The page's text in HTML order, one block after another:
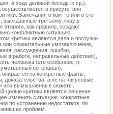
в ходе деловой беседы и пр.).
осуществляется в присутствии
Замечания о ком-то или о его
высказанные третьему лицу в
второго, как правило, создают
конфликтную ситуацию.
критики являются дела и поступки
или сомнительные умозаключения,
рассуждения, ошибки,
в работе, неправильные действия),
человека (его особенности,
потенциал).
опирается на конкретные факты,
доказательства, а не на «вкусовые
или вымышленные сюжеты.
целью критики является решение,
изменить ситуацию, конкретные
по устранению недостатков, по
проблем.